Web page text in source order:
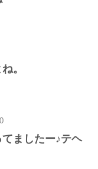
。
てましたー♪テヘ